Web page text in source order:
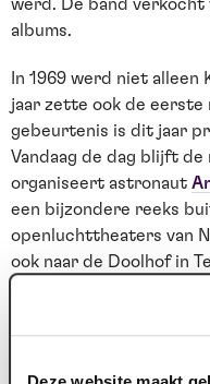
werd. De band verkocht
albums.
In 1969 werd niet alleen
jaar zette ook de eerste
gebeurtenis is dit jaar
Vandaag de dag blijft de
organiseert astronaut
een bijzondere reeks
openluchttheaters van
ook naar de Doolhof in
Zijn boeiende verhalen